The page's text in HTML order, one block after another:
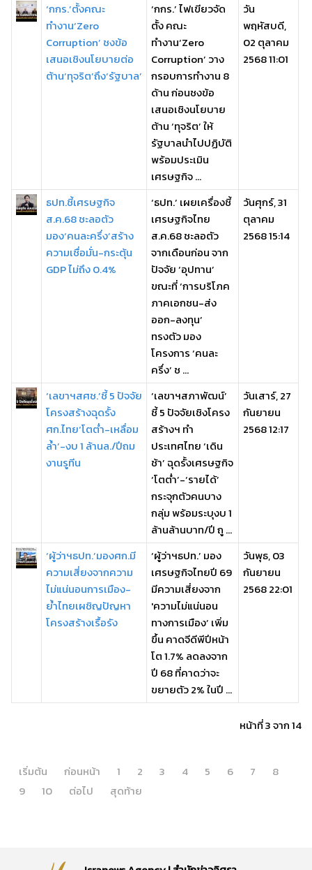
‘กกร.’ตั้งคณะ
ทำงาน‘Zero
Corruption’ ชงข้อ
เสนอเชิงนโยบายต่อ
ต้าน‘ทุจริต’ถึง‘รัฐบาล’
‘กกร.’ ไฟเขียวจัด
ตั้ง คณะ
ทำงาน‘Zero
Corruption’ วาง
กรอบการทำงาน 8
ด้าน ก่อนชงข้อ
เสนอเชิงนโยบาย
ต้าน ‘ทุจริต’ ให้
รัฐบาลนำไปปฏิบัติ
พร้อมประเมิน
เศรษฐกิจ ...
วัน
พฤหัสบดี,
02 ตุลาคม
2568 11:01
ธปท.ชี้เศรษฐกิจ
ส.ค.68 ชะลอตัว
มอง‘คนละครึ่ง’สร้าง
ความเชื่อมั่น-กระตุ้น
GDP ไม่ถึง 0.4%
‘ธปท.’ เผยเครื่องชี้
เศรษฐกิจไทย
ส.ค.68 ชะลอตัว
จากเดือนก่อน จาก
ปัจจัย ‘อุปทาน’
ขณะที่ ‘การบริโภค
ภาคเอกชน-ส่ง
ออก-ลงทุน’
ทรงตัว มอง
โครงการ ‘คนละ
ครึ่ง’ ช ...
วันศุกร์, 31
ตุลาคม
2568 15:14
‘เลขาฯสศช.’ชี้ 5 ปัจจัย
โครงสร้างฉุดรั้ง
ศก.ไทย‘โตต่ำ-เหลื่อม
ล้ำ’-งบ 1 ล้านล./ปีถม
งานรูทีน
‘เลขาฯสภาพัฒน์’
ชี้ 5 ปัจจัยเชิงโครง
สร้างฯ ทำ
ประเทศไทย ‘เดิน
ช้า’ ฉุดรั้งเศรษฐกิจ
‘โตต่ำ’-‘รายได้’
กระจุกตัวคนบาง
กลุ่ม พร้อมระบุงบ 1
ล้านล้านบาท/ปี ถู ...
วันเสาร์, 27
กันยายน
2568 12:17
‘ผู้ว่าฯธปท.’มองศก.มี
ความเสี่ยงจากความ
ไม่แน่นอนการเมือง-
ย้ำไทยเผชิญปัญหา
โครงสร้างเรื้อรัง
‘ผู้ว่าฯธปท.’ มอง
เศรษฐกิจไทยปี 69
มีความเสี่ยงจาก
'ความไม่แน่นอน
ทางการเมือง’ เพิ่ม
ขึ้น คาดจีดีพีปีหน้า
โต 1.7% ลดลงจาก
ปี 68 ที่คาดว่าจะ
ขยายตัว 2% ในปี ...
วันพุธ, 03
กันยายน
2568 22:01
หน้าที่ 3 จาก 14
เริ่มต้น ก่อนหน้า 1 2 3 4 5 6 7
8
9
10 ต่อไป สุดท้าย